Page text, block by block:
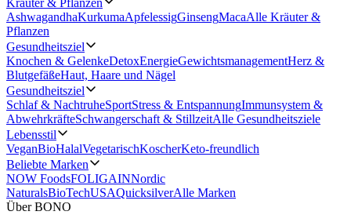
Kräuter & Pflanzen
AshwagandhaKurkumaApfelessigGinsengMacaAlle Kräuter &
Pflanzen
Gesundheitsziel
Knochen & GelenkeDetoxEnergieGewichtsmanagementHerz &
BlutgefäßeHaut, Haare und Nägel
Gesundheitsziel
Schlaf & NachtruheSportStress & EntspannungImmunsystem &
AbwehrkräfteSchwangerschaft & StillzeitAlle Gesundheitsziele
Lebensstil
VeganBioHalalVegetarischKoscherKeto-freundlich
Beliebte Marken
NOW FoodsFOLIGAINNordic
NaturalsBioTechUSAQuicksilverAlle Marken
Über BONO